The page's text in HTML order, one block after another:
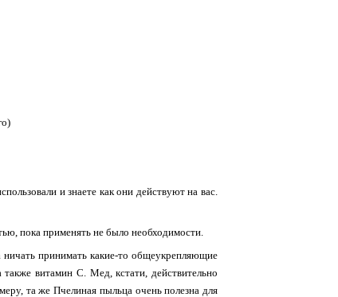
и знаете как они действуют на вас.
пока применять не было необходимости.
ничать принимать какие-то общеукрепляющие
витамин С. Мед, кстати, действительно
та же Пчелиная пыльца очень полезна для